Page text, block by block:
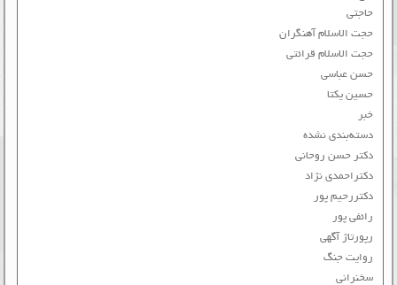
حاجتی
حجت الاسلام آهنگران
حجت الاسلام قرائتی
حسن عباسی
حسین یکتا
خبر
دسته‌بندی نشده
دکتر حسن روحانی
دکتراحمدی نژاد
دکتررحیم پور
رائفی پور
رپورتاژ آگهی
روایت جنگ
سخنرانی